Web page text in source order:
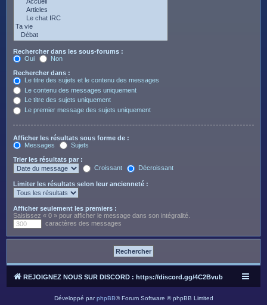
Rechercher dans les sous-forums :
Oui
Non
Rechercher dans :
Le titre des sujets et le contenu des messages
Le contenu des messages uniquement
Le titre des sujets uniquement
Le premier message des sujets uniquement
Afficher les résultats sous forme de :
Messages
Sujets
Trier les résultats par :
Croissant
Décroissant
Limiter les résultats selon leur ancienneté :
Afficher seulement les premiers :
Saisissez « 0 » pour afficher le message dans son intégralité.
caractères des messages
REJOIGNEZ NOUS SUR DISCORD : https://discord.gg/4C2Bvub
Développé parphpBB® Forum Software © phpBB Limited